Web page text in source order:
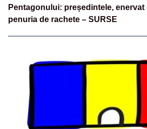
Pentagonului: președintele,
penuria de rachete – SURSE